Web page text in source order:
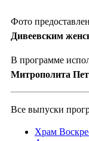
Фото
Дивеевским
В программе
Митрополита
Все выпуски
Храм